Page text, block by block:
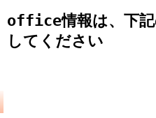
office情報は、
してください